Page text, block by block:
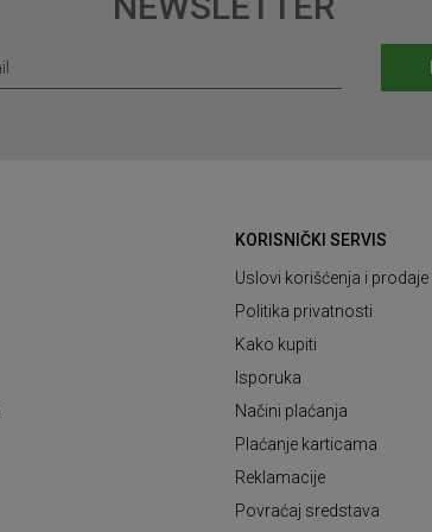
KORISNIČKI SERVIS
Uslovi korišćenja i prodaje
Politika privatnosti
Kako kupiti
Isporuka
Načini plaćanja
Plaćanje karticama
Reklamacije
Povraćaj sredstava